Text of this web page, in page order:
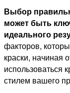
Выбор
может быть
идеального
факторов,
краски, начиная
использоваться
стилем вашего